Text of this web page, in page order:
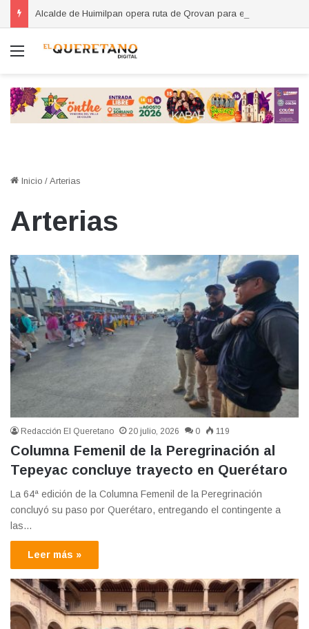
Menú
Inicio / Arterias
Arterias
Redacción El Queretano 20 julio, 2026 0 119
Columna Femenil de la Peregrinación al
Tepeyac concluye trayecto en Querétaro
La 64ª edición de la Columna Femenil de la Peregrinación
concluyó su paso por Querétaro, entregando el contingente a
las…
Leer más »